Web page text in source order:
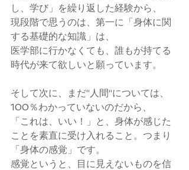
し、学び」を繰り返した経験から、
現段階で思うのは、第一に「身体に関
する基礎的な知識」は、
医学部に行かなくても、誰もが持てる
時代が来て欲しいと願っています。
そして次に、まだ“人間“については、
100％わかっていないのだから、
「これは、いい！」と、身体が感じた
ことを素直に受け入れること。つまり
「身体の感覚」です。
感覚というと、目に見えないものを信